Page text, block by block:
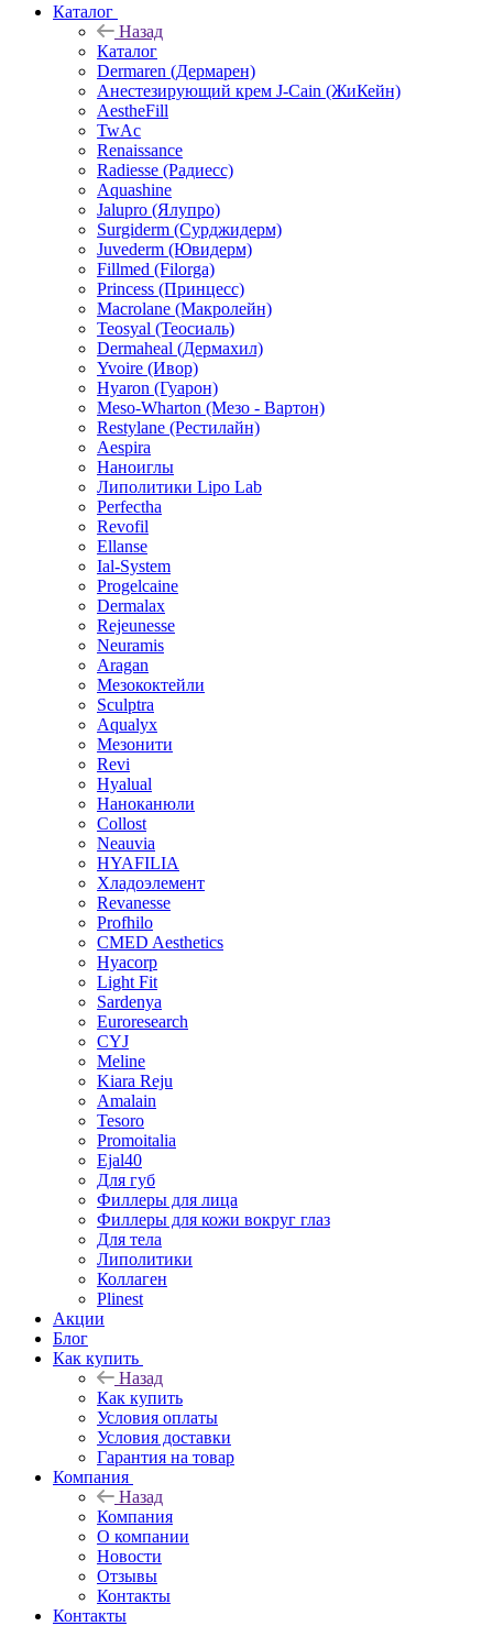
Каталог
Назад
Каталог
Dermaren (Дермарен)
Анестезирующий крем J-Cain (ЖиКейн)
AestheFill
TwAc
Renaissance
Radiesse (Радиесс)
Aquashine
Jalupro (Ялупро)
Surgiderm (Сурджидерм)
Juvederm (Ювидерм)
Fillmed (Filorga)
Princess (Принцесс)
Macrolane (Макролейн)
Teosyal (Теосиаль)
Dermaheal (Дермахил)
Yvoire (Ивор)
Hyaron (Гуарон)
Meso-Wharton (Мезо - Вартон)
Restylane (Рестилайн)
Aespira
Наноиглы
Липолитики Lipo Lab
Perfectha
Revofil
Ellanse
Ial-System
Progelcaine
Dermalax
Rejeunesse
Neuramis
Aragan
Мезококтейли
Sculptra
Aqualyx
Мезонити
Revi
Hyalual
Наноканюли
Collost
Neauvia
HYAFILIA
Хладоэлемент
Revanesse
Profhilo
CMED Aesthetics
Hyacorp
Light Fit
Sardenya
Euroresearch
CYJ
Meline
Kiara Reju
Amalain
Tesoro
Promoitalia
Ejal40
Для губ
Филлеры для лица
Филлеры для кожи вокруг глаз
Для тела
Липолитики
Коллаген
Plinest
Акции
Блог
Как купить
Назад
Как купить
Условия оплаты
Условия доставки
Гарантия на товар
Компания
Назад
Компания
О компании
Новости
Отзывы
Контакты
Контакты